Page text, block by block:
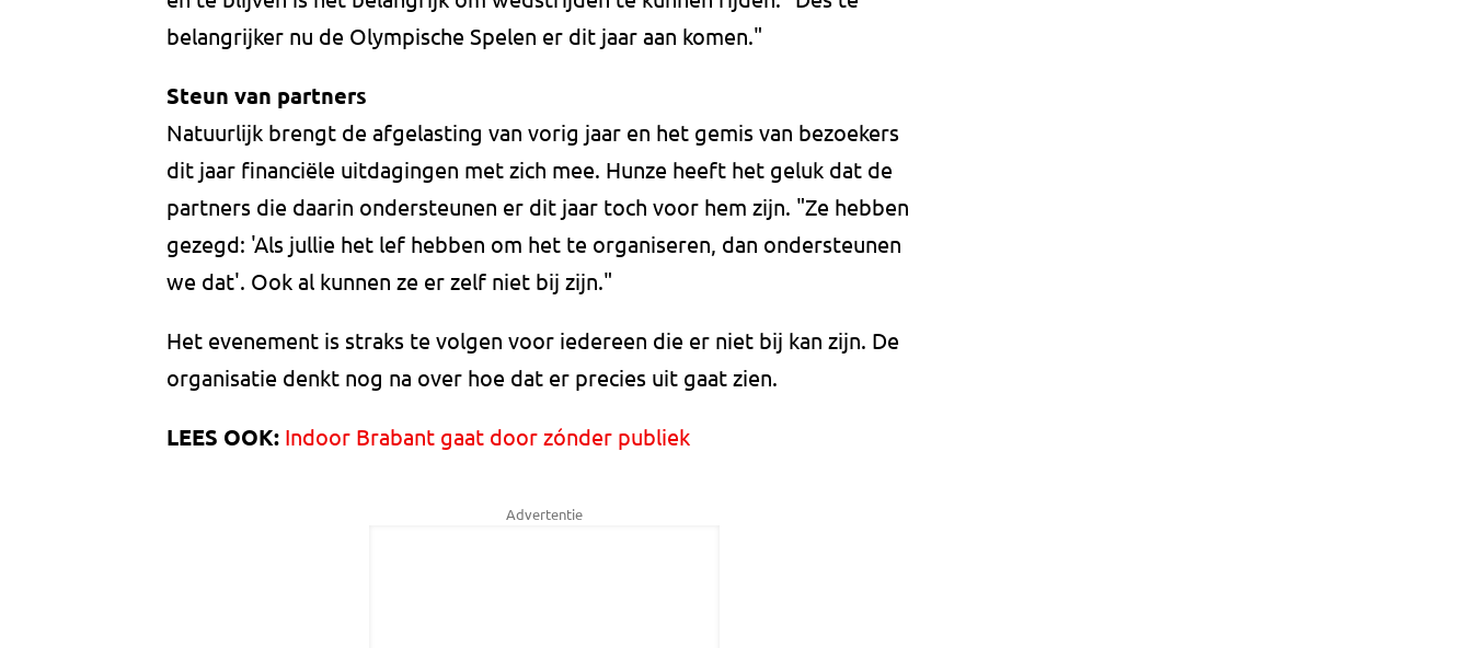
belangrijker nu de Olympische Spelen er dit jaar aan komen."
Steun van partners
Natuurlijk brengt de afgelasting van vorig jaar en het gemis van bezoekers
dit jaar financiële uitdagingen met zich mee. Hunze heeft het geluk dat de
partners die daarin ondersteunen er dit jaar toch voor hem zijn. "Ze hebben
gezegd: 'Als jullie het lef hebben om het te organiseren, dan ondersteunen
we dat'. Ook al kunnen ze er zelf niet bij zijn."
Het evenement is straks te volgen voor iedereen die er niet bij kan zijn. De
organisatie denkt nog na over hoe dat er precies uit gaat zien.
LEES OOK: Indoor Brabant gaat door zónder publiek
Advertentie